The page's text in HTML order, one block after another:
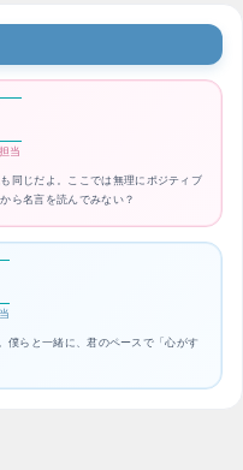
当
同じだよ。ここでは無理にポジティブ
ら名言を読んでみない？
僕らと一緒に、君のペースで「心がす